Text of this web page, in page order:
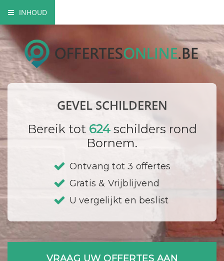
INHOUD
Mogelijke gevel schilderwerken
Verfsoorten
Hoe gaat een schilder te werk?
Bedrijf registrerenGEVEL SCHILDEREN
Bereik tot 624schilders rond
Bornem.
Ontvang tot 3 offertes
Gratis & Vrijblijvend
U vergelijkt en beslist
VRAAG UW OFFERTES AAN